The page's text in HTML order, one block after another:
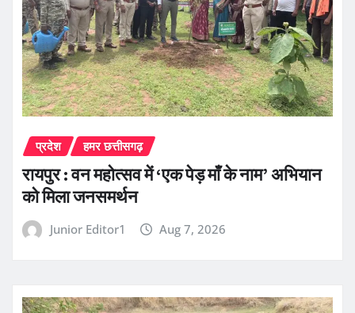
प्रदेश हमर छत्तीसगढ़
रायपुर : वन महोत्सव में ‘एक पेड़ माँ के नाम’ अभियान
को मिला जनसमर्थन
Junior Editor1 Aug 7, 2026